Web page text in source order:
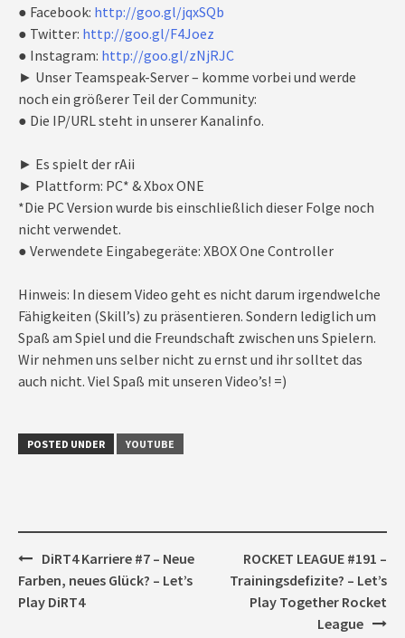
● Facebook: http://goo.gl/jqxSQb
● Twitter: http://goo.gl/F4Joez
● Instagram: http://goo.gl/zNjRJC
► Unser Teamspeak-Server – komme vorbei und werde
noch ein größerer Teil der Community:
● Die IP/URL steht in unserer Kanalinfo.
► Es spielt der rAii
► Plattform: PC* & Xbox ONE
*Die PC Version wurde bis einschließlich dieser Folge noch
nicht verwendet.
● Verwendete Eingabegeräte: XBOX One Controller
Hinweis: In diesem Video geht es nicht darum irgendwelche
Fähigkeiten (Skill’s) zu präsentieren. Sondern lediglich um
Spaß am Spiel und die Freundschaft zwischen uns Spielern.
Wir nehmen uns selber nicht zu ernst und ihr solltet das
auch nicht. Viel Spaß mit unseren Video’s! =)
POSTED UNDER YOUTUBE
Post
navigation
DiRT4 Karriere #7 – Neue
Farben, neues Glück? – Let’s
Play DiRT4
ROCKET LEAGUE #191 –
Trainingsdefizite? – Let’s
Play Together Rocket
League